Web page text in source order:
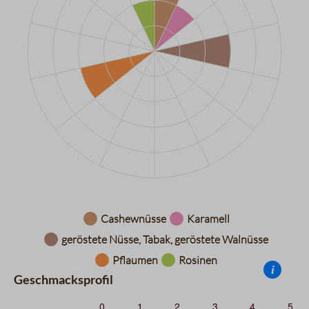
Datentabelle für das Diagramm: Aromarad
Cashewnüsse
Karamell
geröstete Nüsse, Tabak, geröstete Walnüsse
Pflaumen
Rosinen
Geschmacksprofil
i